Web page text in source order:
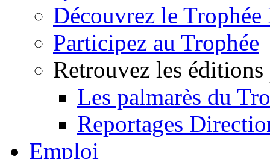
Découvrez le
Participez au Trophée
Retrouvez les éditions
Les palmarès du
Reportages
Emploi